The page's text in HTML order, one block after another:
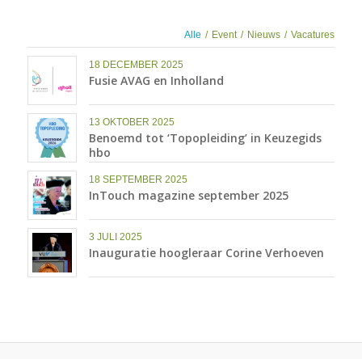
Alle / Event / Nieuws / Vacatures
18 DECEMBER 2025
Fusie AVAG en Inholland
13 OKTOBER 2025
Benoemd tot ‘Topopleiding’ in Keuzegids
hbo
18 SEPTEMBER 2025
InTouch magazine september 2025
3 JULI 2025
Inauguratie hoogleraar Corine Verhoeven